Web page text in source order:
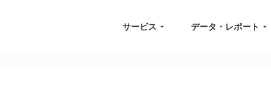
サービス データ・レポート